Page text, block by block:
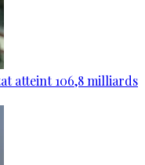
atteint 106,8 milliards